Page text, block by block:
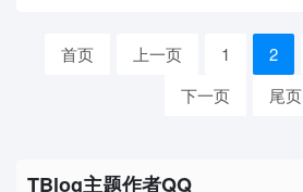
首页 上一页 1 2
下一页
尾页
TBlog主题作者QQ